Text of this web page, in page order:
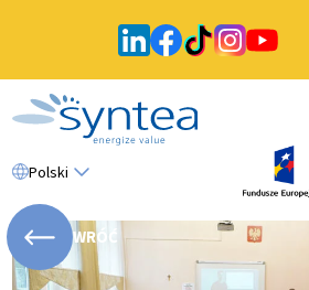
Polski
WRÓĆ